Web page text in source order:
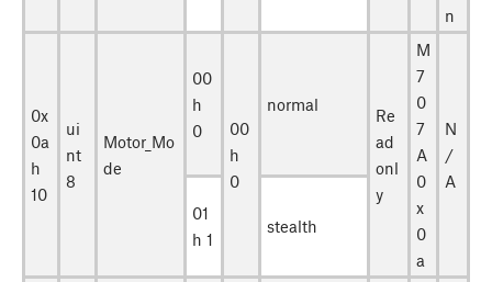
n
0x
0a
h
10
ui
nt
8
Motor_Mo
de
00
h
0
00
h
0
normal
Re
ad
onl
y
M
7
0
7
A
0
x
0
a
N
/
A
01
h 1
stealth